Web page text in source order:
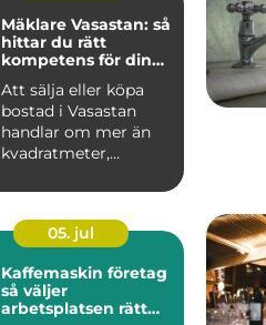
Mäklare Vasastan: så
hittar du rätt
kompetens för din
Att sälja eller köpa
bostad i Vasastan
handlar om mer än
kvadratmeter,
05. jul
Kaffemaskin företag
så väljer
arbetsplatsen rätt